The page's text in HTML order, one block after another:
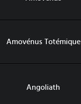
Amovénus Totémique
Angoliath